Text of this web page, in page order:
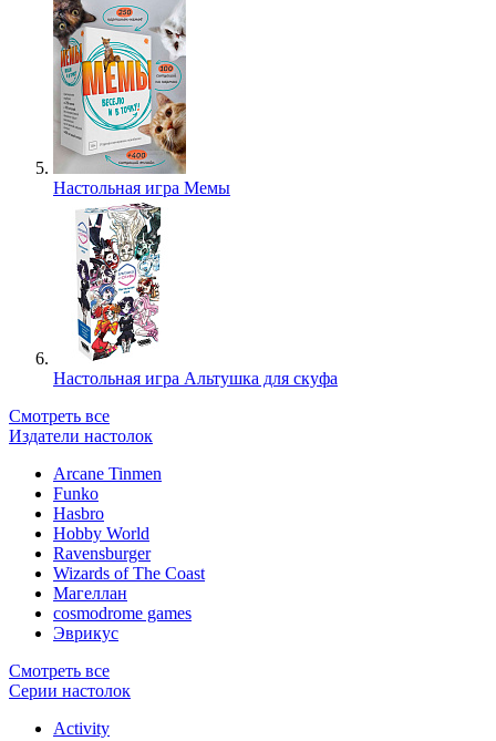
Настольная игра Мемы
Настольная игра Альтушка для скуфа
Смотреть все
Издатели настолок
Arcane Tinmen
Funko
Hasbro
Hobby World
Ravensburger
Wizards of The Coast
Магеллан
сosmodrome games
Эврикус
Смотреть все
Серии настолок
Activity